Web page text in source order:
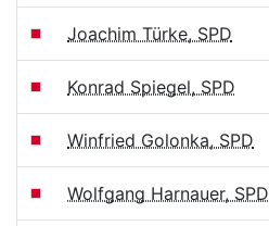
Joachim Türke, SPD
Konrad Spiegel, SPD
Winfried Golonka, SPD
Wolfgang Harnauer, SPD